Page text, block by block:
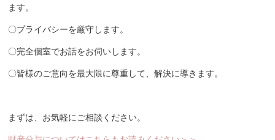
ます。
〇プライバシーを厳守します。
〇完全個室でお話をお伺いします。
〇皆様のご意向を最大限に尊重して、解決に導きます。
まずは、お気軽にご相談ください。